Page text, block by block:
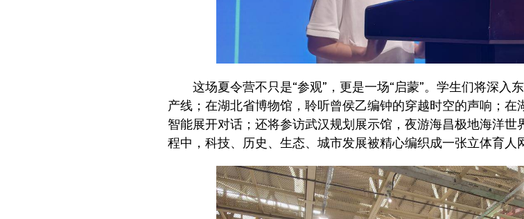
这场夏令营不只是“参观”，更是一场“启蒙”。学生们将深入
产线；在湖北省博物馆，聆听曾侯乙编钟的穿越时空的声响；
智能展开对话；还将参访武汉规划展示馆，夜游海昌极地海洋
程中，科技、历史、生态、城市发展被精心编织成一张立体育人